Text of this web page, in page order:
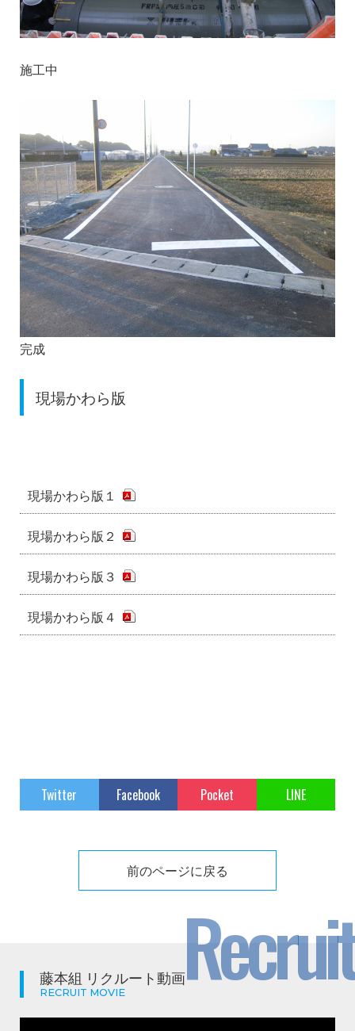
施工中
完成
現場かわら版
現場かわら版１
現場かわら版２
現場かわら版３
現場かわら版４
Twitter Facebook Pocket LINE
前のページに戻る
Recruit
藤本組 リクルート動画
RECRUIT MOVIE